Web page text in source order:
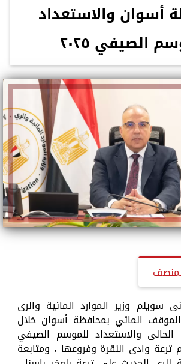
أسوان والاستعداد
الصيفي ٢٠٢٥
سويلم وزير الموارد المائية والرى
الموقف المائي بمحافظة أسوان خلال
والاستعداد للموسم الصيفي
ترعة وادى النقرة وفروعها ، ومتابعة